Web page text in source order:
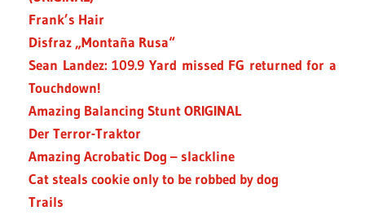
Frank’s Hair
Disfraz „Montaña Rusa“
Sean Landez: 109.9 Yard missed FG returned for a
Touchdown!
Amazing Balancing Stunt ORIGINAL
Der Terror-Traktor
Amazing Acrobatic Dog – slackline
Cat steals cookie only to be robbed by dog
Trails